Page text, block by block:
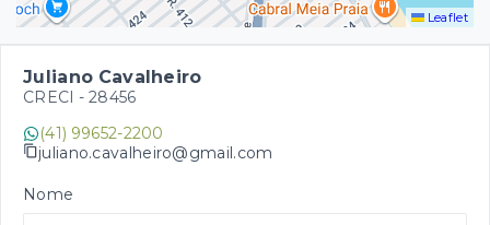
Leaflet
Juliano Cavalheiro
CRECI - 28456
(41) 99652-2200
juliano.cavalheiro@gmail.com
Nome